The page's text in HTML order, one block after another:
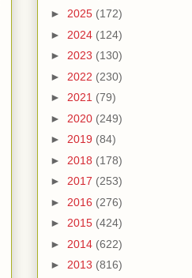
► 2025 (172)
► 2024 (124)
► 2023 (130)
► 2022 (230)
► 2021 (79)
► 2020 (249)
► 2019 (84)
► 2018 (178)
► 2017 (253)
► 2016 (276)
► 2015 (424)
► 2014 (622)
► 2013 (816)